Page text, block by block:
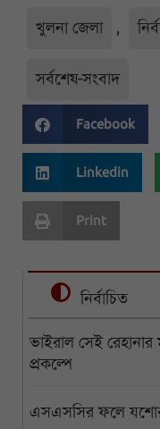
খুলনা জেলা ,
সর্বশেষ-সংবাদ
Facebook
Linkedin
Print
নির্বাচিত
ভাইরাল সেই
প্রকল্পে
এসএসসির ফলে যশোর